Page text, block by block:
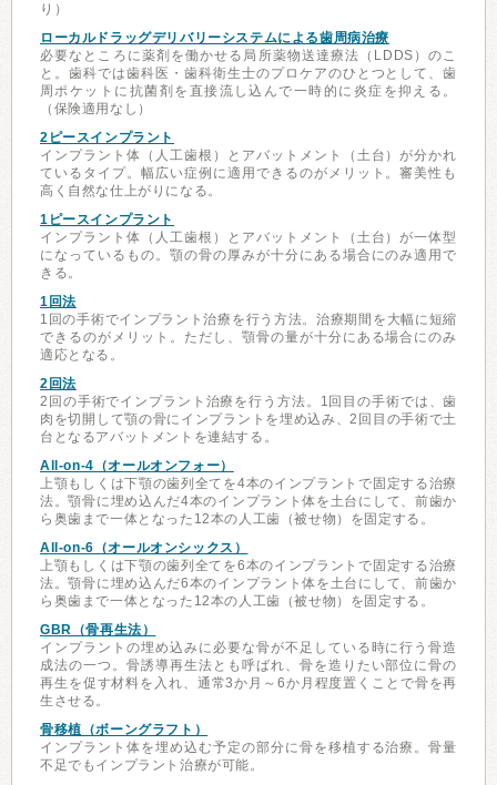
り）
ローカルドラッグデリバリーシステムによる歯周病治療
必要なところに薬剤を働かせる局所薬物送達療法（LDDS）のこ
と。歯科では歯科医・歯科衛生士のプロケアのひとつとして、歯
周ポケットに抗菌剤を直接流し込んで一時的に炎症を抑える。
（保険適用なし）
2ピースインプラント
インプラント体（人工歯根）とアバットメント（土台）が分かれ
ているタイプ。幅広い症例に適用できるのがメリット。審美性も
高く自然な仕上がりになる。
1ピースインプラント
インプラント体（人工歯根）とアバットメント（土台）が一体型
になっているもの。顎の骨の厚みが十分にある場合にのみ適用で
きる。
1回法
1回の手術でインプラント治療を行う方法。治療期間を大幅に短縮
できるのがメリット。ただし、顎骨の量が十分にある場合にのみ
適応となる。
2回法
2回の手術でインプラント治療を行う方法。1回目の手術では、歯
肉を切開して顎の骨にインプラントを埋め込み、2回目の手術で土
台となるアバットメントを連結する。
All-on-4（オールオンフォー）
上顎もしくは下顎の歯列全てを4本のインプラントで固定する治療
法。顎骨に埋め込んだ4本のインプラント体を土台にして、前歯か
ら奥歯まで一体となった12本の人工歯（被せ物）を固定する。
All-on-6（オールオンシックス）
上顎もしくは下顎の歯列全てを6本のインプラントで固定する治療
法。顎骨に埋め込んだ6本のインプラント体を土台にして、前歯か
ら奥歯まで一体となった12本の人工歯（被せ物）を固定する。
GBR（骨再生法）
インプラントの埋め込みに必要な骨が不足している時に行う骨造
成法の一つ。骨誘導再生法とも呼ばれ、骨を造りたい部位に骨の
再生を促す材料を入れ、通常3か月～6か月程度置くことで骨を再
生させる。
骨移植（ボーングラフト）
インプラント体を埋め込む予定の部分に骨を移植する治療。骨量
不足でもインプラント治療が可能。